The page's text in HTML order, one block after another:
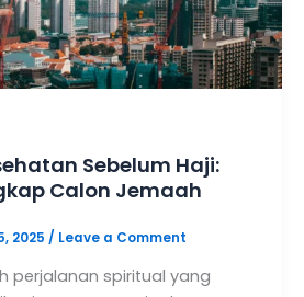
Sebelum Haji:
Calon Jemaah
2025 / Leave a Comment
perjalanan spiritual yang